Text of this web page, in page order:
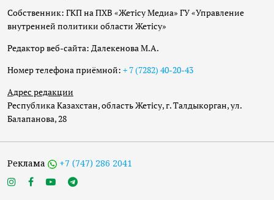
Собственник: ГКП на ПХВ «Жетісу Медиа» ГУ «Управление
внутренней политики области Жетісу»
Редактор веб-сайта: Далекенова М.А.
Номер телефона приёмной: + 7 (7282) 40-20-43
Адрес редакции
Республика Казахстан, область Жетісу, г. Талдыкорган, ул.
Балапанова, 28
Реклама +7 (747) 286 2041